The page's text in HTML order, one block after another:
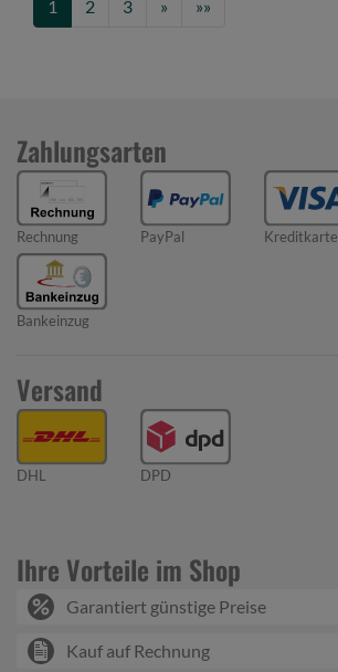
1 2 3 » Next»»
Zahlungsarten
Rechnung PayPal Kreditkarte
Bankeinzug
Versand
DHL DPD
Ihre Vorteile im Shop
Garantiert günstige Preise
Kauf auf Rechnung